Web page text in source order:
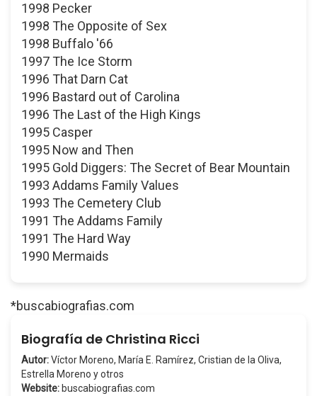
1998 Pecker
1998 The Opposite of Sex
1998 Buffalo '66
1997 The Ice Storm
1996 That Darn Cat
1996 Bastard out of Carolina
1996 The Last of the High Kings
1995 Casper
1995 Now and Then
1995 Gold Diggers: The Secret of Bear Mountain
1993 Addams Family Values
1993 The Cemetery Club
1991 The Addams Family
1991 The Hard Way
1990 Mermaids
*buscabiografias.com
Biografía de Christina Ricci
Autor:Víctor Moreno, María E. Ramírez, Cristian de la Oliva,
Estrella Moreno y otros
Website: buscabiografias.com